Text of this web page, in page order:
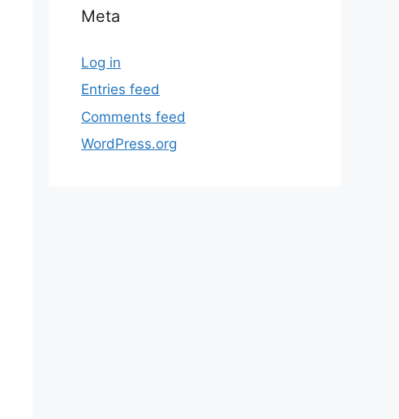
Meta
Log in
Entries feed
Comments feed
WordPress.org